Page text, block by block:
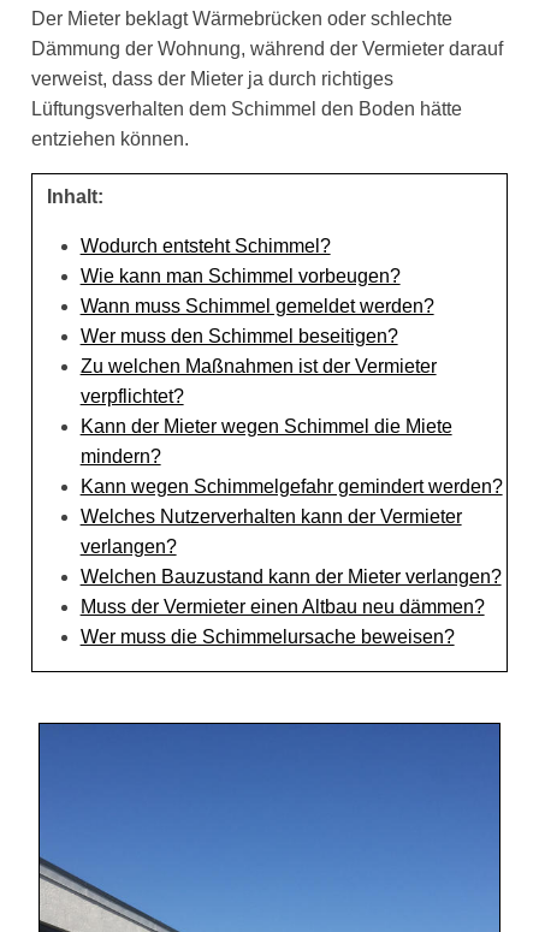
Der Mieter beklagt Wärmebrücken oder schlechte
Dämmung der Wohnung, während der Vermieter darauf
verweist, dass der Mieter ja durch richtiges
Lüftungsverhalten dem Schimmel den Boden hätte
entziehen können.
Inhalt:
Wodurch entsteht Schimmel?
Wie kann man Schimmel vorbeugen?
Wann muss Schimmel gemeldet werden?
Wer muss den Schimmel beseitigen?
Zu welchen Maßnahmen ist der Vermieter
verpflichtet?
Kann der Mieter wegen Schimmel die Miete
mindern?
Kann wegen Schimmelgefahr gemindert werden?
Welches Nutzerverhalten kann der Vermieter
verlangen?
Welchen Bauzustand kann der Mieter verlangen?
Muss der Vermieter einen Altbau neu dämmen?
Wer muss die Schimmelursache beweisen?